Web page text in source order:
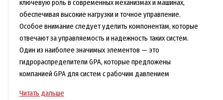
ключевую роль в современных механизмах и машинах,
обеспечивая высокие нагрузки и точное управление.
Особое внимание следует уделить компонентам, которые
отвечают за управляемость и надежность таких систем.
Один из наиболее значимых элементов — это
гидрораспределители GPA, которые предложены
компанией GPA для систем с рабочим давлением
Гидрораспределители
Читать дальше